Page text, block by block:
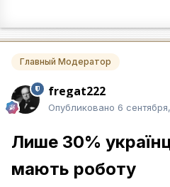
Главный Модератор
fregat222
Опубликовано 6
Лише 30%
мають роботу